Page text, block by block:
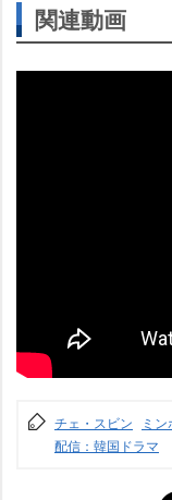
関連動画
チェ・スビン ミン
配信：韓国ドラマ